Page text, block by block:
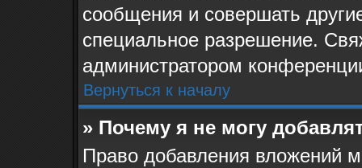
сообщения и совершать
специальное разрешение.
администратором
Вернуться к началу
» Почему я не могу
Право добавления вложений